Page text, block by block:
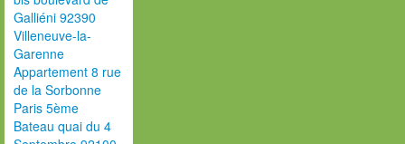
Galliéni 92390
Villeneuve-la-
Garenne
Appartement 8 rue
de la Sorbonne
Paris 5ème
Bateau quai du 4